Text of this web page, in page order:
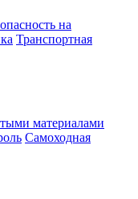
на
Транспортная
материалами
Самоходная